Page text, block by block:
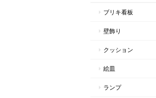
ブリキ看板
壁飾り
クッション
絵皿
ランプ